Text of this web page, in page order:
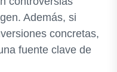
Además, si
concretas,
fuente clave de